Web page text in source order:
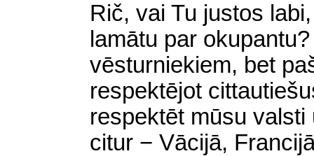
Rič, vai Tu justos
lamātu par
vēsturniekiem, bet
respektējot
respektēt mūsu
citur − Vācijā,